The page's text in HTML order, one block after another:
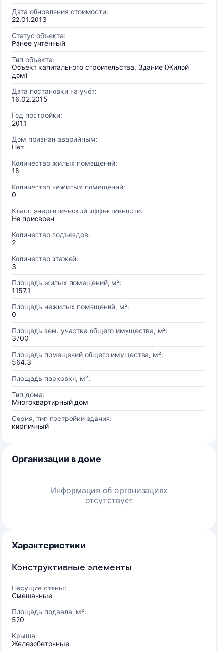
Дата обновления стоимости:
22.01.2013
Статус объекта:
Ранее учтенный
Тип объекта:
Объект капитального строительства, Здание (Жилой
дом)
Дата постановки на учёт:
16.02.2015
Год постройки:
2011
Дом признан аварийным:
Нет
Количество жилых помещений:
18
Количество нежилых помещений:
0
Класс энергетической эффективности:
Не присвоен
Количество подъездов:
2
Количество этажей:
3
Площадь жилых помещений, м²:
1157.1
Площадь нежилых помещений, м²:
0
Площадь зем. участка общего имущества, м²:
3700
Площадь помещений общего имущества, м²:
564.3
Площадь парковки, м²:
Тип дома:
Многоквартирный дом
Серия, тип постройки здания:
кирпичный
Организации в доме
Информация об организациях
отсутствует
Характеристики
Конструктивные элементы
Несущие стены:
Смешанные
Площадь подвала, м²:
520
Крыша:
Железобетонные